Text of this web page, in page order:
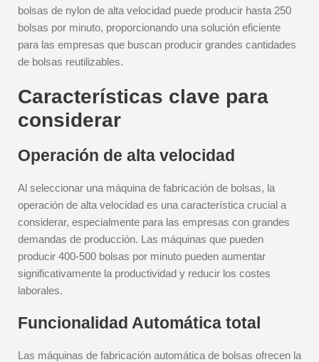
bolsas de nylon de alta velocidad puede producir hasta 250
bolsas por minuto, proporcionando una solución eficiente
para las empresas que buscan producir grandes cantidades
de bolsas reutilizables.
Características clave para
considerar
Operación de alta velocidad
Al seleccionar una máquina de fabricación de bolsas, la
operación de alta velocidad es una característica crucial a
considerar, especialmente para las empresas con grandes
demandas de producción. Las máquinas que pueden
producir 400-500 bolsas por minuto pueden aumentar
significativamente la productividad y reducir los costes
laborales.
Funcionalidad Automática total
Las máquinas de fabricación automática de bolsas ofrecen la